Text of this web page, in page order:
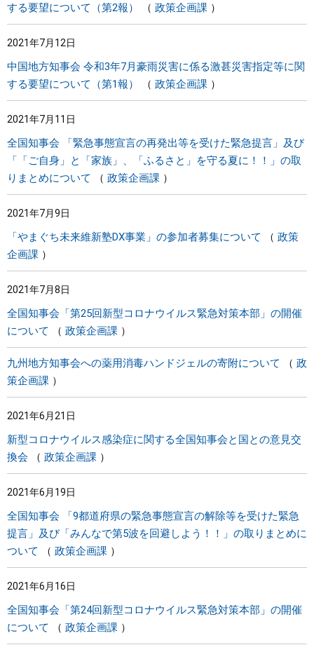
する要望について（第2報） 政策企画課
2021年7月12日
中国地方知事会 令和3年7月豪雨災害に係る激甚災害指定等に関
する要望について（第1報）
政策企画課
2021年7月11日
全国知事会 「緊急事態宣言の再発出等を受けた緊急提言」及び
「「ご自身」と「家族」、「ふるさと」を守る夏に！！」の取
りまとめについて
政策企画課
2021年7月9日
「やまぐち未来維新塾DX事業」の参加者募集について
政策
企画課
2021年7月8日
全国知事会「第25回新型コロナウイルス緊急対策本部」の開催
について
政策企画課
九州地方知事会への薬用消毒ハンドジェルの寄附について
政
策企画課
2021年6月21日
新型コロナウイルス感染症に関する全国知事会と国との意見交
換会
政策企画課
2021年6月19日
全国知事会 「9都道府県の緊急事態宣言の解除等を受けた緊急
提言」及び「みんなで第5波を回避しよう！！」の取りまとめに
ついて
政策企画課
2021年6月16日
全国知事会「第24回新型コロナウイルス緊急対策本部」の開催
について
政策企画課